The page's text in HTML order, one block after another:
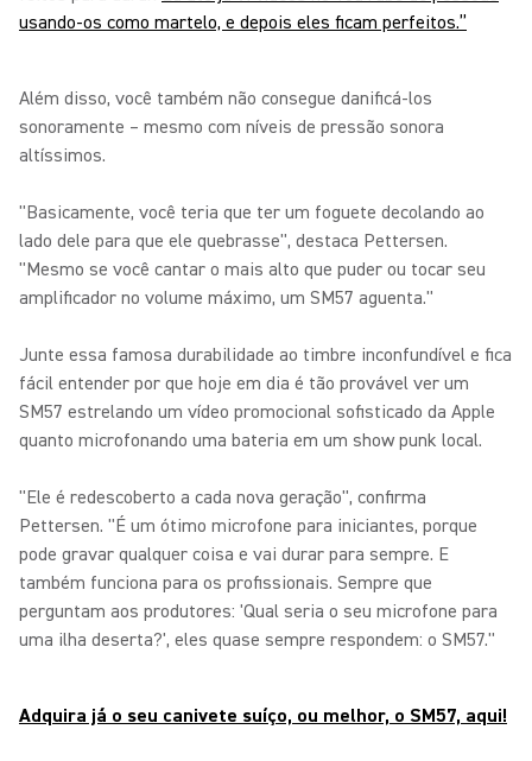
usando-os como martelo, e depois eles ficam perfeitos.”
Além disso, você também não consegue danificá-los
sonoramente – mesmo com níveis de pressão sonora
altíssimos.
"Basicamente, você teria que ter um foguete decolando ao
lado dele para que ele quebrasse", destaca Pettersen.
"Mesmo se você cantar o mais alto que puder ou tocar seu
amplificador no volume máximo, um SM57 aguenta."
Junte essa famosa durabilidade ao timbre inconfundível e fica
fácil entender por que hoje em dia é tão provável ver um
SM57 estrelando um vídeo promocional sofisticado da Apple
quanto microfonando uma bateria em um show punk local.
"Ele é redescoberto a cada nova geração", confirma
Pettersen. "É um ótimo microfone para iniciantes, porque
pode gravar qualquer coisa e vai durar para sempre. E
também funciona para os profissionais. Sempre que
perguntam aos produtores: 'Qual seria o seu microfone para
uma ilha deserta?', eles quase sempre respondem: o SM57."
Adquira já o seu canivete suíço, ou melhor, o SM57, aqui!